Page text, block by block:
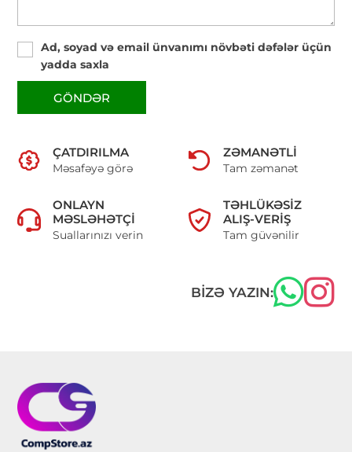
Ad, soyad və email ünvanımı növbəti dəfələr üçün
yadda saxla
GÖNDƏR
ÇATDIRILMA
Məsafəyə görə
ZƏMANƏTLI
Tam zəmanət
ONLAYN
MƏSLƏHƏTÇI
Suallarınızı verin
TƏHLÜKƏSIZ
ALIŞ-VERIŞ
Tam güvənilir
BIZƏ YAZIN: